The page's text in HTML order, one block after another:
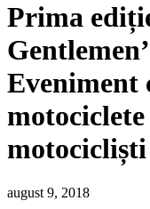
Prima
Eveniment
motociclete
august 9, 2018